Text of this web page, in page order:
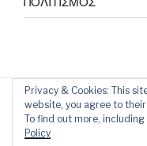
Privacy & Cookies: This
website, you agree to their
To find out more,
Policy